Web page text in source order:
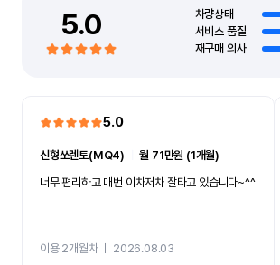
5.0 차량상태
서비스 품질
재구매 의사
5.0
신형쏘렌토(MQ4) ㅣ월 71만원 (1개월)
너무 편리하고 매번 이차저차 잘타고 있습니다~^^
이용 2개월차ㅣ 2026.08.03